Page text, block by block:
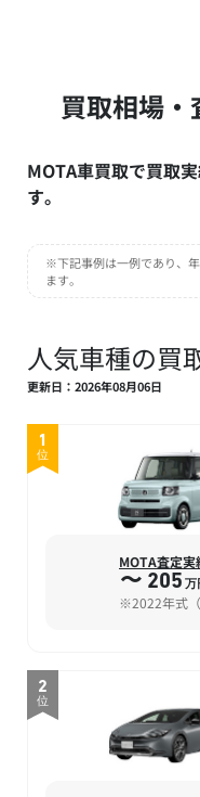
買取相場
MOTA車買取で買取
す。
※下記事例は一例であり、
ます。
人気車種の買
更新日：2026年08月06日
1
位
MOTA査定実
〜 205 万
※2022年式
2
位